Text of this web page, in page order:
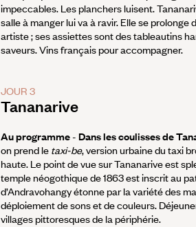
impeccables. Les planchers luisent.
salle à manger lui va à ravir. Elle se
artiste ; ses assiettes sont des tableautins
saveurs. Vins français pour accompagner.
JOUR 3
Tananarive
Au programme- Dans les coulisses de
on prend le taxi-be, version urbaine du taxi
haute. Le point de vue sur Tananarive est
temple néogothique de 1863 est inscrit au
d’Andravohangy étonne par la variété des
déploiement de sons et de couleurs.
villages pittoresques de la périphérie.